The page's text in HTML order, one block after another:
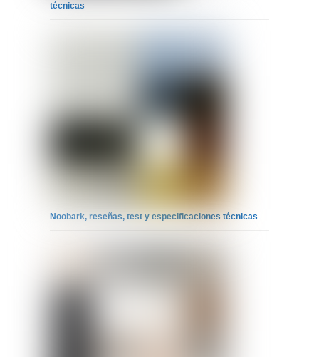
técnicas
Noobark, reseñas, test y especificaciones técnicas